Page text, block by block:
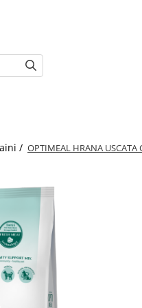
/ OPTIMEAL HRANA